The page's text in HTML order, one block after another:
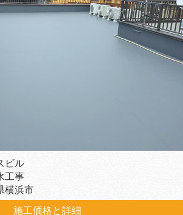
ビル
工事
横浜市
施工価格と詳細